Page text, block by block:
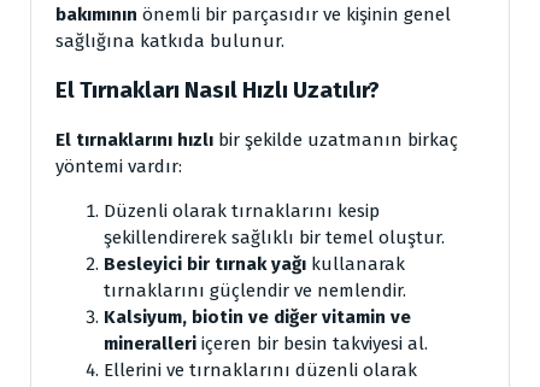
bakımının önemli bir parçasıdır ve kişinin genel
sağlığına katkıda bulunur.
El Tırnakları Nasıl Hızlı Uzatılır?
El tırnaklarını hızlı bir şekilde uzatmanın birkaç
yöntemi vardır:
Düzenli olarak tırnaklarını kesip
şekillendirerek sağlıklı bir temel oluştur.
Besleyici bir tırnak yağı kullanarak
tırnaklarını güçlendir ve nemlendir.
Kalsiyum, biotin ve diğer vitamin ve
mineralleri içeren bir besin takviyesi al.
Ellerini ve tırnaklarını düzenli olarak